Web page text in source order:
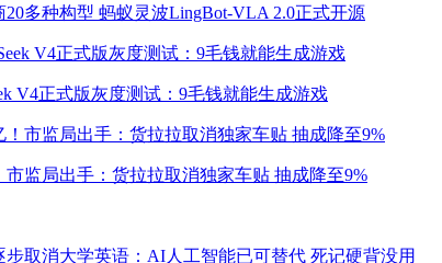
20多种构型 蚂蚁灵波LingBot-VLA 2.0正式开源
V4正式版灰度测试：9毛钱就能生成游戏
市监局出手：货拉拉取消独家车贴 抽成降至9%